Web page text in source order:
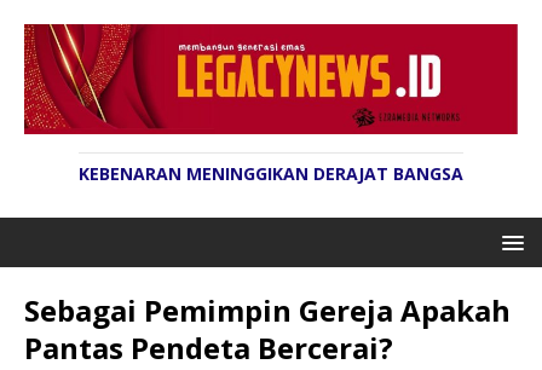
KEBENARAN MENINGGIKAN DERAJAT BANGSA
Sebagai Pemimpin Gereja Apakah
Pantas Pendeta Bercerai?